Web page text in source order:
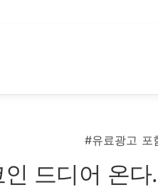
#유료광고 포
드디어 온